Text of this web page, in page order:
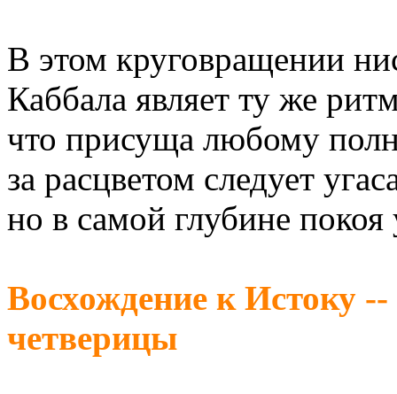
В этом круговращении
Каббала являет ту же
что присуща любому
за расцветом следует
но в самой глубине
Восхождение к Истоку
четверицы